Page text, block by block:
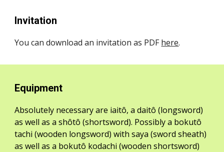
Invitation
You can download an invitation as PDFhere.
Equipment
Absolutely necessary are iaitô, a daitô (longsword)
as well as a shôtô (shortsword). Possibly a bokutô
tachi (wooden longsword) with saya (sword sheath)
as well as a bokutô kodachi (wooden shortsword)